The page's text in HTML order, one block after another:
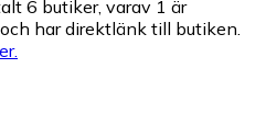
6 butiker, varav 1 är
har direktlänk till butiken.